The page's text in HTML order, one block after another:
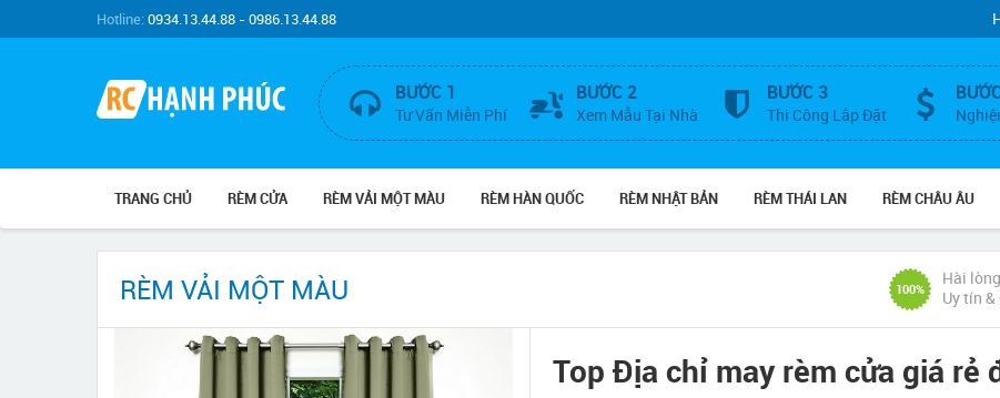
Hotline:0934.13.44.88 - 0986.13.44.88
BƯỚC 1
Tư Vấn Miễn Phí
BƯỚC 2
Xem Mẫu Tại Nhà
BƯỚC 3
Thi Công Lắp Đặt
TRANG CHỦ RÈM CỬA RÈM VẢI MỘT MÀU RÈM HÀN QUỐC RÈM NHẬT BẢN RÈM THÁI LAN RÈM CHÂU ÂU
RÈM VẢI MỘT MÀU 100%
Hài lòng
Uy tín
Top Địa chỉ may rèm cửa giá rẻ